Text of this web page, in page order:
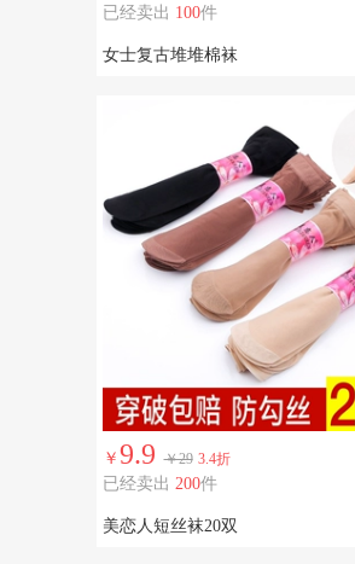
已经卖出 100件
女士复古堆堆棉袜
￥ 9.9 ￥29 3.4折
已经卖出 200件
美恋人短丝袜20双